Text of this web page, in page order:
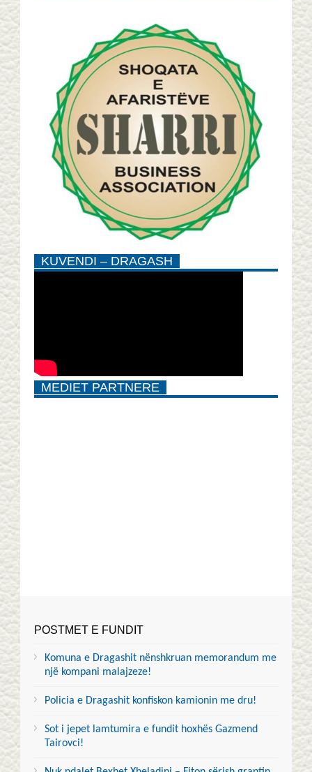
KUVENDI – DRAGASH
MEDIET PARTNERE
POSTMET E FUNDIT
Komuna e Dragashit nënshkruan memorandum me
një kompani malajzeze!
Policia e Dragashit konfiskon kamionin me dru!
Sot i jepet lamtumira e fundit hoxhës Gazmend
Tairovci!